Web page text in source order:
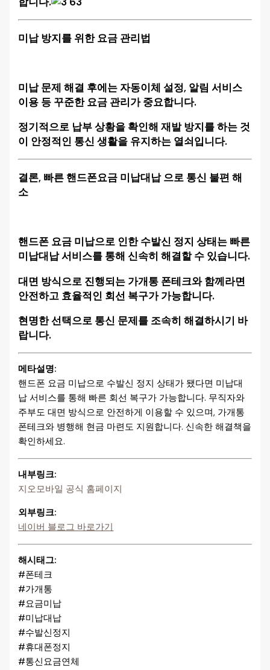
미납 방지를 위한 요금 관리법
미납 문제 해결 후에는 자동이체 설정, 알림 서비스
이용 등 꾸준한 요금 관리가 중요합니다.
정기적으로 납부 상황을 확인해 재발 방지를 하는 것
이 안정적인 통신 생활을 유지하는 열쇠입니다.
결론, 빠른 핸드폰요금 미납대납 으로 통신 불편 해
소
핸드폰 요금 미납으로 인한 수발신 정지 상태는 빠른
미납대납 서비스를 통해 신속히 해결할 수 있습니다.
대면 방식으로 진행되는 가개통 폰테크와 함께라면
안전하고 효율적인 회선 복구가 가능합니다.
현명한 선택으로 통신 문제를 조속히 해결하시기 바
랍니다.
메타설명:
핸드폰 요금 미납으로 수발신 정지 상태가 됐다면 미납대
납 서비스를 통해 빠른 회선 복구가 가능합니다. 무직자와
주부도 대면 방식으로 안전하게 이용할 수 있으며, 가개통
폰테크와 병행해 현금 마련도 지원합니다. 신속한 해결책을
확인하세요.
내부링크:
지오모바일 공식 홈페이지
외부링크:
네이버 블로그 바로가기
해시태그:
#폰테크
#가개통
#요금미납
#미납대납
#수발신정지
#휴대폰정지
#통신요금연체